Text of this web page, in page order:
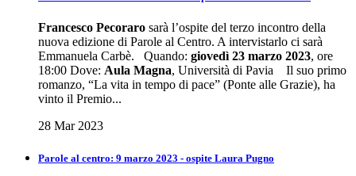
Francesco Pecoraro sarà l’ospite del terzo incontro della
nuova edizione di Parole al Centro. A intervistarlo ci sarà
Emmanuela Carbè. Quando: giovedì 23 marzo 2023, ore
18:00 Dove: Aula Magna, Università di Pavia Il suo primo
romanzo, “La vita in tempo di pace” (Ponte alle Grazie), ha
vinto il Premio...
28 Mar 2023
Parole al centro: 9 marzo 2023 - ospite Laura Pugno